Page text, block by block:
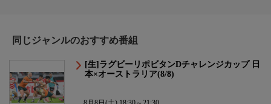
同じジャンルのおすすめ番組
[生]ラグビーリポビタンDチャレンジカップ 日
本×オーストラリア(8/8)